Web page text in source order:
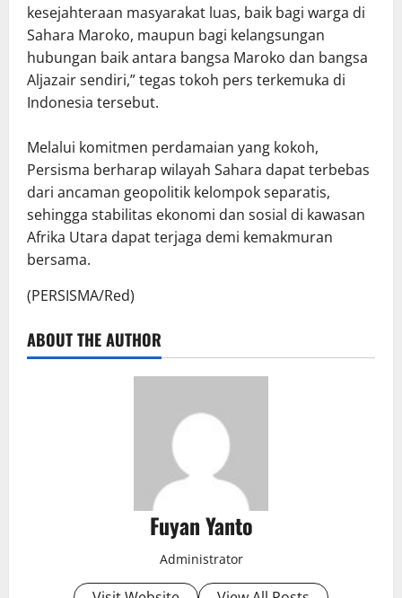
kesejahteraan masyarakat luas, baik bagi warga di
Sahara Maroko, maupun bagi kelangsungan
hubungan baik antara bangsa Maroko dan bangsa
Aljazair sendiri,” tegas tokoh pers terkemuka di
Indonesia tersebut.
Melalui komitmen perdamaian yang kokoh,
Persisma berharap wilayah Sahara dapat terbebas
dari ancaman geopolitik kelompok separatis,
sehingga stabilitas ekonomi dan sosial di kawasan
Afrika Utara dapat terjaga demi kemakmuran
bersama.
(PERSISMA/Red)
ABOUT THE AUTHOR
Fuyan Yanto
Administrator